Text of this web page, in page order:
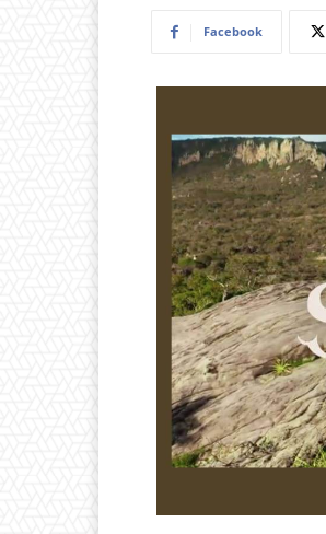
Facebook